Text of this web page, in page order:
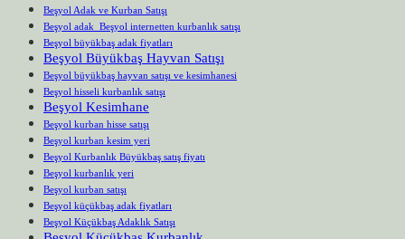
Beşyol Adak ve Kurban Satışı
Beşyol adak Beşyol internetten kurbanlık satışı
Beşyol büyükbaş adak fiyatları
Beşyol Büyükbaş Hayvan Satışı
Beşyol büyükbaş hayvan satışı ve kesimhanesi
Beşyol hisseli kurbanlık satışı
Beşyol Kesimhane
Beşyol kurban hisse satışı
Beşyol kurban kesim yeri
Beşyol Kurbanlık Büyükbaş satış fiyatı
Beşyol kurbanlık yeri
Beşyol kurban satışı
Beşyol küçükbaş adak fiyatları
Beşyol Küçükbaş Adaklık Satışı